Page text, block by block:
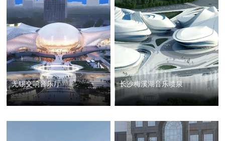
无锡交响音乐厅 长沙梅溪湖音乐喷泉